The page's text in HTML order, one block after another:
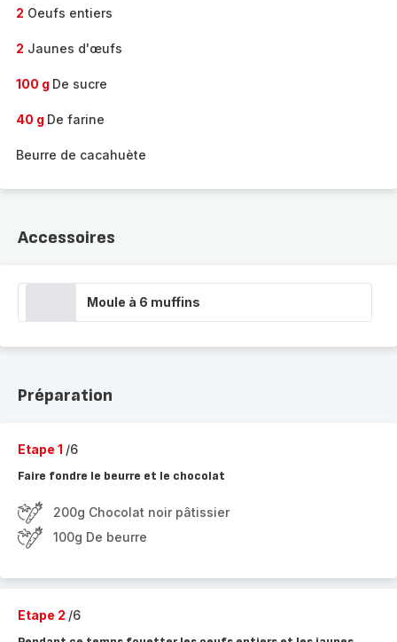
2 Oeufs entiers
2 Jaunes d'œufs
100 g De sucre
40 g De farine
Beurre de cacahuète
Accessoires
Moule à 6 muffins
Préparation
Etape 1 /6
Faire fondre le beurre et le chocolat
200g Chocolat noir pâtissier
100g De beurre
Etape 2 /6